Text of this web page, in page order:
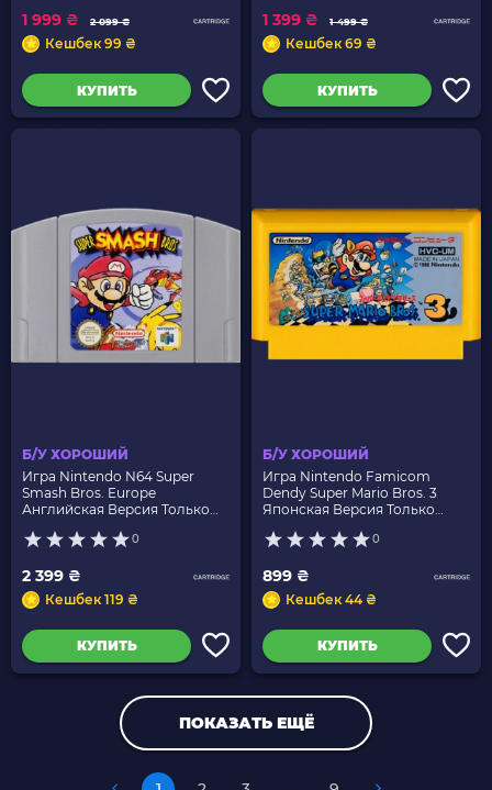
2 099 ₴
1 999 ₴
Кешбек 99 ₴
КУПИТЬ
1 499 ₴
1 399 ₴
Кешбек 69 ₴
КУПИТЬ
Б/У ХОРОШИЙ
Игра Nintendo N64 Super
Smash Bros. Europe
Английская Версия Только
0
2 399 ₴
Кешбек 119 ₴
КУПИТЬ
Б/У ХОРОШИЙ
Игра Nintendo Famicom
Dendy Super Mario Bros. 3
Японская Версия Только
0
899 ₴
Кешбек 44 ₴
КУПИТЬ
ПОКАЗАТЬ ЕЩЁ